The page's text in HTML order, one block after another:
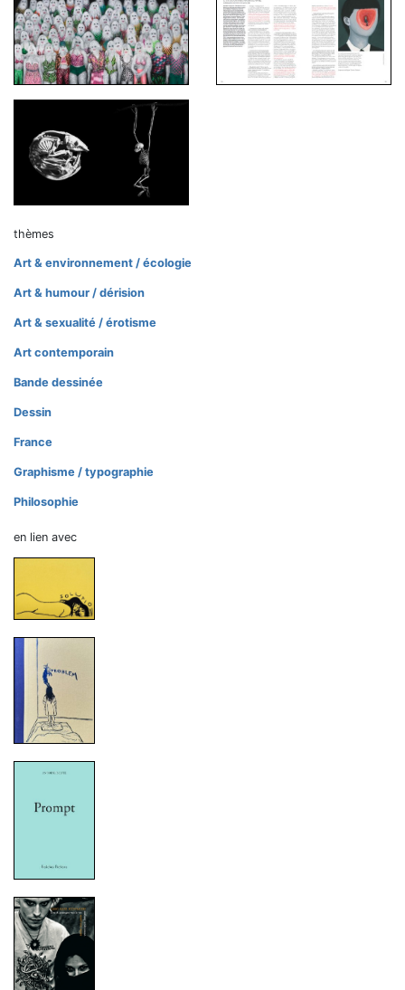
thèmes
Art & environnement / écologie
Art & humour / dérision
Art & sexualité / érotisme
Art contemporain
Bande dessinée
Dessin
France
Graphisme / typographie
Philosophie
en lien avec